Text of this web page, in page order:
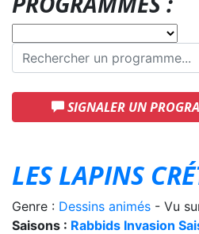
SIGNALER UN
LES LAPINS
Genre : Dessins animés - Vu
Saisons : Rabbids Invasion